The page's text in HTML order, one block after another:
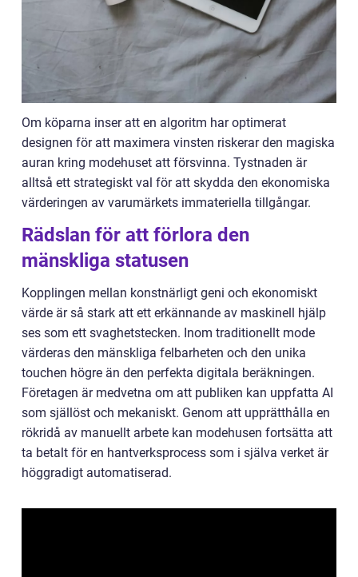
Om köparna inser att en algoritm har optimerat
designen för att maximera vinsten riskerar den magiska
auran kring modehuset att försvinna. Tystnaden är
alltså ett strategiskt val för att skydda den ekonomiska
värderingen av varumärkets immateriella tillgångar.
Rädslan för att förlora den
mänskliga statusen
Kopplingen mellan konstnärligt geni och ekonomiskt
värde är så stark att ett erkännande av maskinell hjälp
ses som ett svaghetstecken. Inom traditionellt mode
värderas den mänskliga felbarheten och den unika
touchen högre än den perfekta digitala beräkningen.
Företagen är medvetna om att publiken kan uppfatta AI
som själlöst och mekaniskt. Genom att upprätthålla en
rökridå av manuellt arbete kan modehusen fortsätta att
ta betalt för en hantverksprocess som i själva verket är
höggradigt automatiserad.